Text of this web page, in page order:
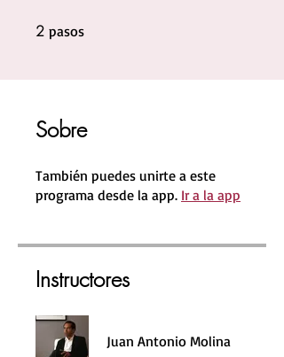
2 pasos
Sobre
También puedes unirte a este
programa desde la app. Ir a la app
Instructores
Juan Antonio Molina